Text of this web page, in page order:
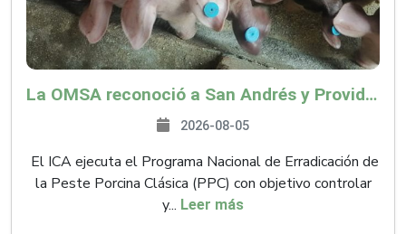
La OMSA reconoció a San Andrés y Providencia como zona libre de Peste Porcina Clásica (PPC)
2026-08-05
El ICA ejecuta el Programa Nacional de Erradicación de
la Peste Porcina Clásica (PPC) con objetivo controlar
y... Leer más